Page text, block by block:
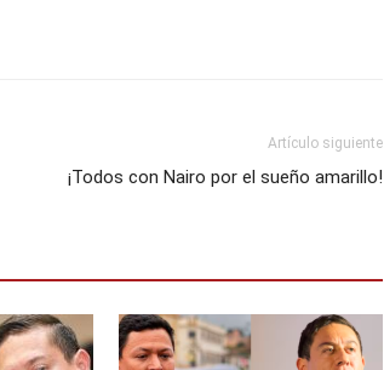
Artículo siguiente
¡Todos con Nairo por el sueño amarillo!